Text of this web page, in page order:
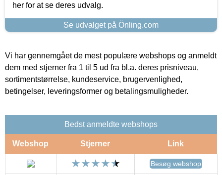
her for at se deres udvalg.
Se udvalget på Önling.com
Vi har gennemgået de mest populære webshops og anmeldt
dem med stjerner fra 1 til 5 ud fra bl.a. deres prisniveau,
sortimentstørrelse, kundeservice, brugervenlighed,
betingelser, leveringsformer og betalingsmuligheder.
Bedst anmeldte webshops
Webshop Stjerner Link
Besøg webshop